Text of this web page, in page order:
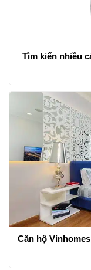
Tìm kiến nhiều
Căn hộ